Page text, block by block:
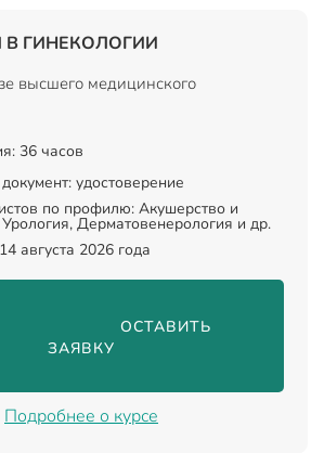
В ГИНЕКОЛОГИИ
высшего медицинского
36 часов
удостоверение
по профилю: Акушерство и
Урология, Дерматовенерология и др.
августа 2026 года
ОСТАВИТЬ
ЗАЯВКУ
Подробнее о курсе